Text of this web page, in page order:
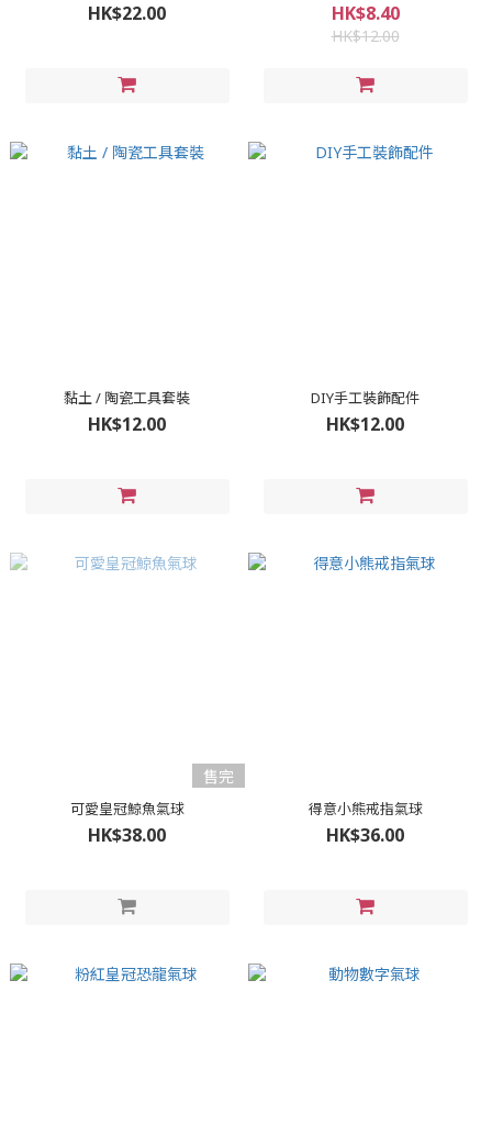
HK$22.00 HK$8.40
HK$12.00
黏土 / 陶瓷工具套裝
HK$12.00
DIY手工裝飾配件
HK$12.00
售完
可愛皇冠鯨魚氣球
HK$38.00
得意小熊戒指氣球
HK$36.00